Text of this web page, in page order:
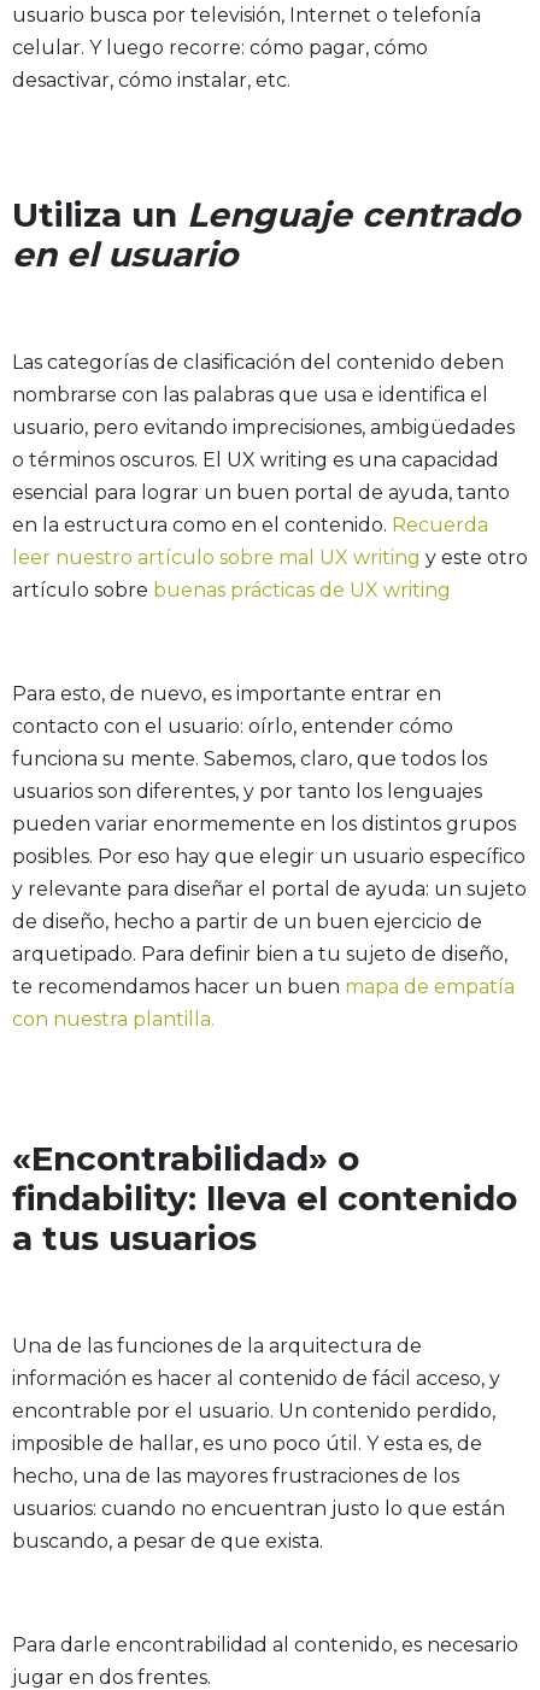
usuario busca por televisión, Internet o telefonía
celular. Y luego recorre: cómo pagar, cómo
desactivar, cómo instalar, etc.
Utiliza un Lenguaje centrado
en el usuario
Las categorías de clasificación del contenido deben
nombrarse con las palabras que usa e identifica el
usuario, pero evitando imprecisiones, ambigüedades
o términos oscuros. El UX writing es una capacidad
esencial para lograr un buen portal de ayuda, tanto
en la estructura como en el contenido. Recuerda
leer nuestro artículo sobre mal UX writing y este otro
artículo sobre buenas prácticas de UX writing
Para esto, de nuevo, es importante entrar en
contacto con el usuario: oírlo, entender cómo
funciona su mente. Sabemos, claro, que todos los
usuarios son diferentes, y por tanto los lenguajes
pueden variar enormemente en los distintos grupos
posibles. Por eso hay que elegir un usuario específico
y relevante para diseñar el portal de ayuda: un sujeto
de diseño, hecho a partir de un buen ejercicio de
arquetipado. Para definir bien a tu sujeto de diseño,
te recomendamos hacer un buen mapa de empatía
con nuestra plantilla.
«Encontrabilidad» o
findability: lleva el contenido
a tus usuarios
Una de las funciones de la arquitectura de
información es hacer al contenido de fácil acceso, y
encontrable por el usuario. Un contenido perdido,
imposible de hallar, es uno poco útil. Y esta es, de
hecho, una de las mayores frustraciones de los
usuarios: cuando no encuentran justo lo que están
buscando, a pesar de que exista.
Para darle encontrabilidad al contenido, es necesario
jugar en dos frentes.